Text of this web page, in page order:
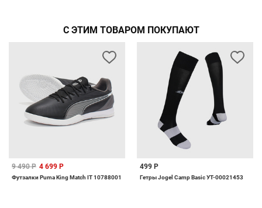
С ЭТИМ ТОВАРОМ ПОКУПАЮТ
9 490 Р 4 699 Р
Футзалки Puma King Match IT 10788001
499 Р
Гетры Jogel Camp Basic УТ-00021453